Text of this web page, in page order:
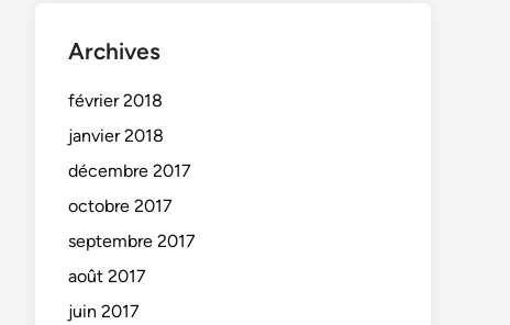
Archives
février 2018
janvier 2018
décembre 2017
octobre 2017
septembre 2017
août 2017
juin 2017